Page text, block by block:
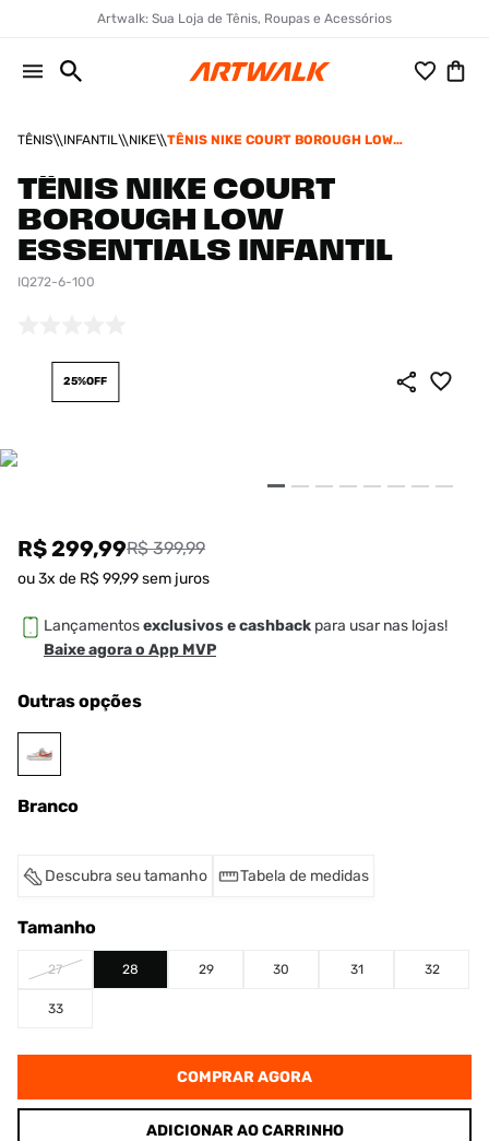
Artwalk: Sua Loja de Tênis, Roupas e Acessórios
TÊNIS INFANTIL NIKE
TÊNIS NIKE COURT BOROUGH LOW
TÊNIS NIKE COURT
BOROUGH LOW
ESSENTIALS INFANTIL
IQ272-6-100
25%OFF
R$ 299,99R$ 399,99
ou3x de R$ 99,99sem juros
Lançamentosexclusivos e cashback para usar nas lojas!
Baixe agora o App MVP
Outras opções
Branco
Descubra seu tamanho Tabela de medidas
Tamanho
27 28 29 30 31 32
33
COMPRAR AGORA
ADICIONAR AO CARRINHO